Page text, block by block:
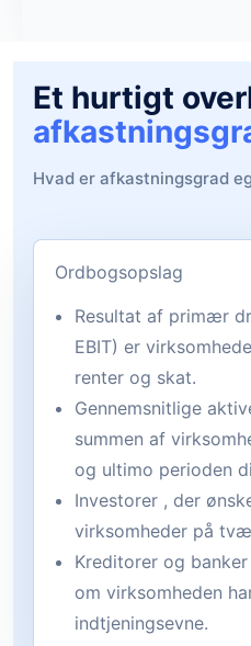
Et hurtigt
Hvad er afkastningsgrad
Ordbogsopslag
Resultat af primær
EBIT) er
renter og skat.
Gennemsnitlige
summen af
og ultimo perioden
Investorer , der
virksomheder på
Kreditorer og
om virksomheden
indtjeningsevne.